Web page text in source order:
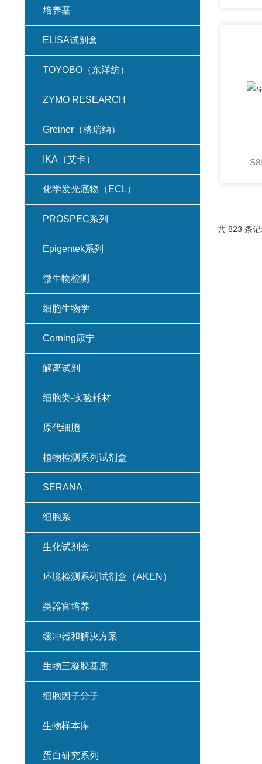
共 823 条
培养基
ELISA试剂盒
TOYOBO（东洋纺）
ZYMO RESEARCH
Greiner（格瑞纳）
IKA（艾卡）
化学发光底物（ECL）
PROSPEC系列
Epigentek系列
微生物检测
细胞生物学
Corning康宁
解离试剂
细胞类-实验耗材
原代细胞
植物检测系列试剂盒
SERANA
细胞系
生化试剂盒
环境检测系列试剂盒（AKEN）
类器官培养
缓冲器和解决方案
生物三凝胶基质
细胞因子分子
生物样本库
蛋白研究系列